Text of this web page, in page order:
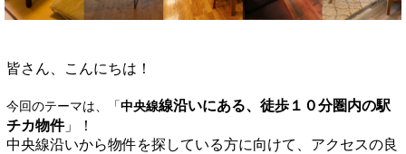
皆さん、こんにちは！
今回のテーマは、「中央線線沿いにある、徒歩１０分圏内の駅
チカ物件」！
中央線沿いから物件を探している方に向けて、アクセスの良